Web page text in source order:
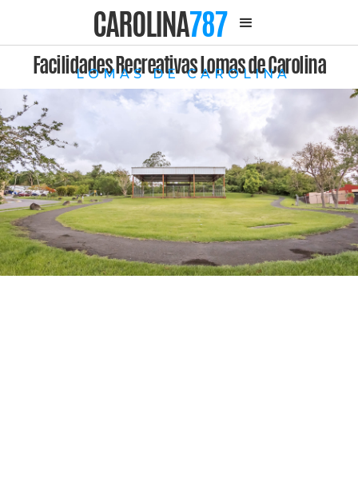
CAROLINA787
Facilidades Recreativas Lomas de Carolina
LOMAS DE CAROLINA